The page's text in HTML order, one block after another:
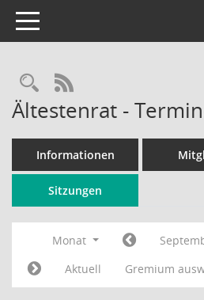
Toggle navigation
Rechercheauswahl
RSS-Feed
Ältestenrat -
Informationen
Sitzungen
Monat
Aktuell
Gremium